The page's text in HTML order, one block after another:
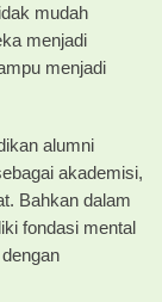
mudah
menjadi
menjadi
alumni
akademisi,
Bahkan dalam
fondasi mental